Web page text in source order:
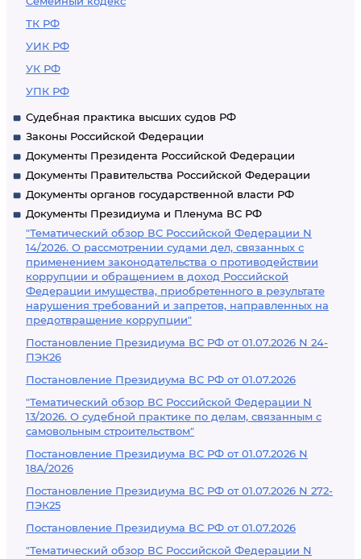
ТК РФ
УИК РФ
УК РФ
УПК РФ
Судебная практика высших судов РФ
Законы Российской Федерации
Документы Президента Российской Федерации
Документы Правительства Российской Федерации
Документы органов государственной власти РФ
Документы Президиума и Пленума ВС РФ
"Тематический обзор ВС Российской Федерации N
14/2026. О рассмотрении судами дел, связанных с
применением законодательства о противодействии
коррупции и обращением в доход Российской
Федерации имущества, приобретенного в результате
нарушения требований и запретов, направленных на
предотвращение коррупции"
Постановление Президиума ВС РФ от 01.07.2026 N 24-
ПЭК26
Постановление Президиума ВС РФ от 01.07.2026
"Тематический обзор ВС Российской Федерации N
13/2026. О судебной практике по делам, связанным с
самовольным строительством"
Постановление Президиума ВС РФ от 01.07.2026 N
18А/2026
Постановление Президиума ВС РФ от 01.07.2026 N 272-
ПЭК25
Постановление Президиума ВС РФ от 01.07.2026
"Тематический обзор ВС Российской Федерации N